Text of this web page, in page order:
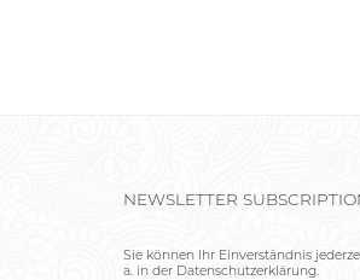
NEWSLETTER
Sie können Ihr Einverständnis
a. in der Datenschutzerklärung.